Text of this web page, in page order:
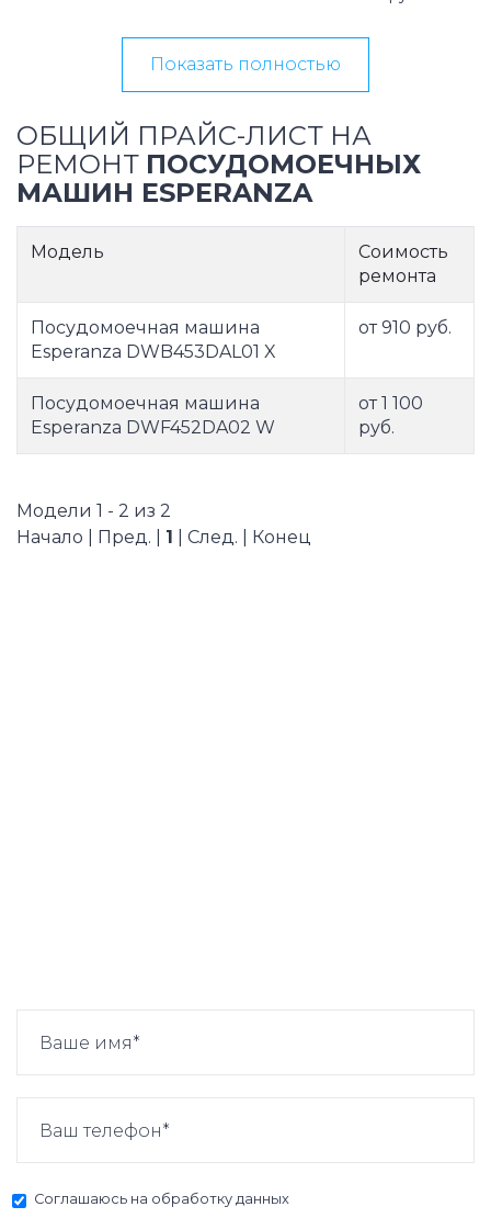
Показать полностью
ОБЩИЙ ПРАЙС-ЛИСТ НА
РЕМОНТ ПОСУДОМОЕЧНЫХ
МАШИН ESPERANZA
Модель
Соимость
ремонта
Посудомоечная машина
Esperanza DWB453DAL01 X
от 910 руб.
Посудомоечная машина
Esperanza DWF452DA02 W
от 1 100
руб.
Модели 1 - 2 из 2
Начало | Пред. | 1 | След. | Конец
Соглашаюсь на обработку данных